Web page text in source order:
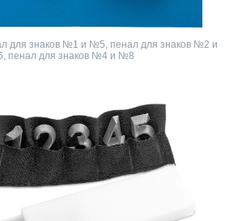
для знаков №1 и №5, пенал для знаков №2 и
пенал для знаков №4 и №8